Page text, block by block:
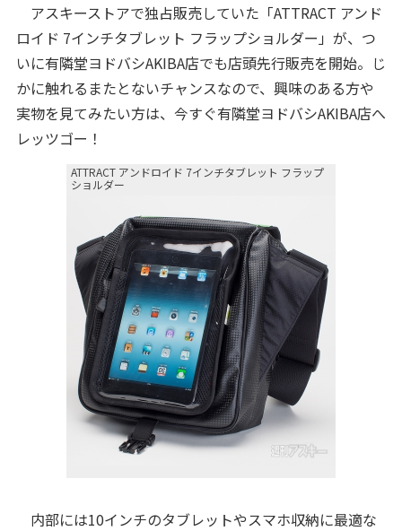
アスキーストアで独占販売していた「ATTRACT アンド
ロイド 7インチタブレット フラップショルダー」が、つ
いに有隣堂ヨドバシAKIBA店でも店頭先行販売を開始。じ
かに触れるまたとないチャンスなので、興味のある方や
実物を見てみたい方は、今すぐ有隣堂ヨドバシAKIBA店へ
レッツゴー！
ATTRACT アンドロイド 7インチタブレット フラップ
ショルダー
内部には10インチのタブレットやスマホ収納に最適な